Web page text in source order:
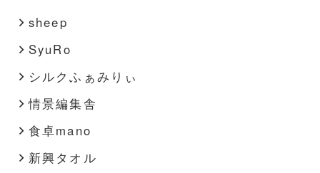
sheep
SyuRo
シルクふぁみりぃ
情景編集舎
食卓mano
新興タオル